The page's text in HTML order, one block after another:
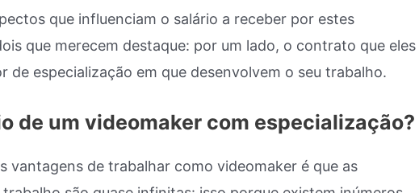
que influenciam o salário a receber por estes
que merecem destaque: por um lado, o contrato que eles
de especialização em que desenvolvem o seu trabalho.
de um videomaker com especialização?
vantagens de trabalhar como videomaker é que as